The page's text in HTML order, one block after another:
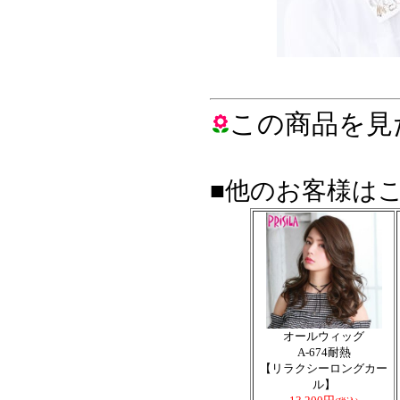
この商品を
■他のお客様は
オールウィッグ
A-674耐熱
【リラクシーロングカー
ル】